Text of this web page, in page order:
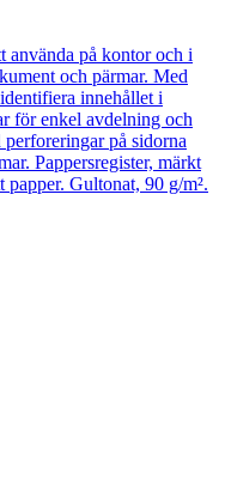
använda på kontor och i
och pärmar. Med
innehållet i
för enkel avdelning och
perforeringar på sidorna
Pappersregister, märkt
Gultonat, 90 g/m².